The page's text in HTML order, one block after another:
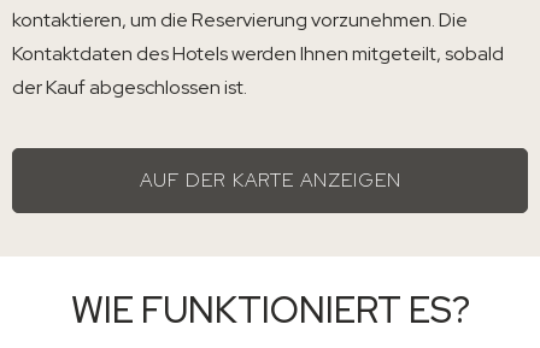
kontaktieren, um die Reservierung vorzunehmen. Die
Kontaktdaten des Hotels werden Ihnen mitgeteilt, sobald
der Kauf abgeschlossen ist.
AUF DER KARTE ANZEIGEN
WIE FUNKTIONIERT ES?